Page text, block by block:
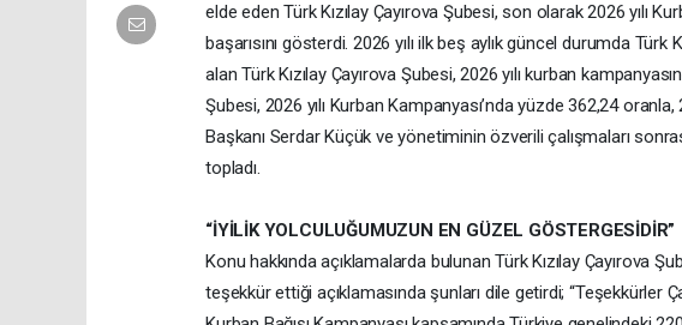
elde eden Türk Kızılay Çayırova Şubesi, son olarak 2026 yılı
başarısını gösterdi. 2026 yılı ilk beş aylık güncel durumda Türk
alan Türk Kızılay Çayırova Şubesi, 2026 yılı kurban
Şubesi, 2026 yılı Kurban Kampanyası’nda yüzde 362,24
Başkanı Serdar Küçük ve yönetiminin özverili çalışmaları
topladı.
“İYİLİK YOLCULUĞUMUZUN EN GÜZEL GÖSTERGESİDİR”
Konu hakkında açıklamalarda bulunan Türk Kızılay Çayırova
teşekkür ettiği açıklamasında şunları dile getirdi; “Teşekkürler